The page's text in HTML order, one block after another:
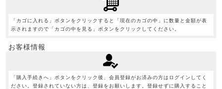
「カゴに入れる」ボタンをクリックすると「現在のカゴの中」に数量と金額が表
示されますので「カゴの中を見る」ボタンをクリックしてください。
お客様情報
「購入手続きへ」ボタンをクリック後、会員登録がお済みの方はログインしてく
ださい。登録されていない方は、登録をお願いします。登録せずに購入すること